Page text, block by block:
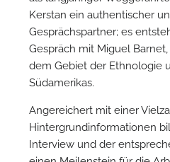
Kerstan ein authentischer
Gesprächspartner; es
Gespräch mit Miguel
dem Gebiet der Ethnologie
Südamerikas.
Angereichert mit einer
Hintergrundinformationen
Interview und der